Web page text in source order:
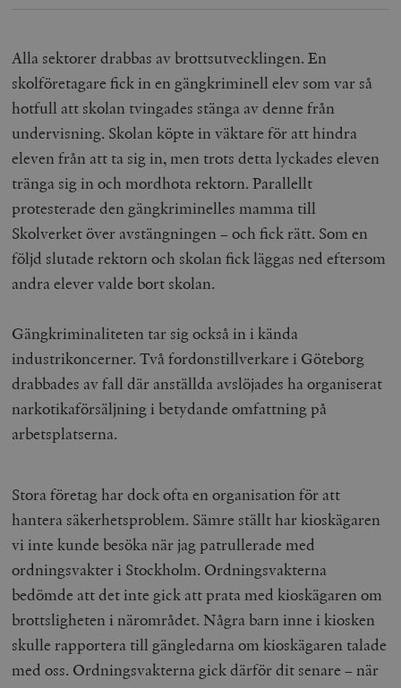
Alla sektorer drabbas av brottsutvecklingen. En
skolföretagare fick in en gängkriminell elev som var så
hotfull att skolan tvingades stänga av denne från
undervisning. Skolan köpte in väktare för att hindra
eleven från att ta sig in, men trots detta lyckades eleven
tränga sig in och mordhota rektorn. Parallellt
protesterade den gängkriminelles mamma till
Skolverket över avstängningen – och fick rätt. Som en
följd slutade rektorn och skolan fick läggas ned eftersom
andra elever valde bort skolan.
Gängkriminaliteten tar sig också in i kända
industrikoncerner. Två fordonstillverkare i Göteborg
drabbades av fall där anställda avslöjades ha organiserat
narkotikaförsäljning i betydande omfattning på
arbetsplatserna.
Stora företag har dock ofta en organisation för att
hantera säkerhetsproblem. Sämre ställt har kioskägaren
vi inte kunde besöka när jag patrullerade med
ordningsvakter i Stockholm. Ordningsvakterna
bedömde att det inte gick att prata med kioskägaren om
brottsligheten i närområdet. Några barn inne i kiosken
skulle rapportera till gängledarna om kioskägaren talade
med oss. Ordningsvakterna gick därför dit senare – när